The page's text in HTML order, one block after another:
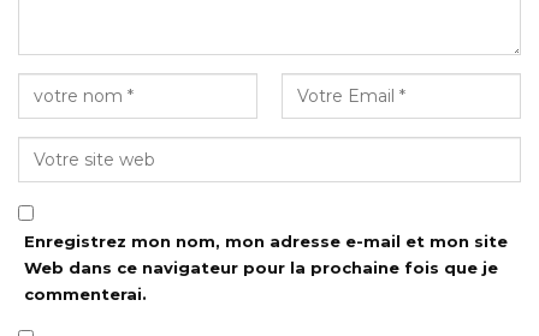
Enregistrez mon nom, mon adresse e-mail et mon site
Web dans ce navigateur pour la prochaine fois que je
commenterai.